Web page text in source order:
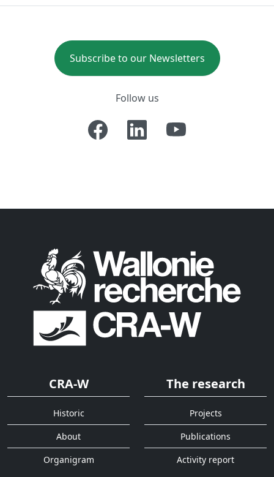
Subscribe to our Newsletters
Follow us
CRA-W
Historic
About
Organigram
The research
Projects
Publications
Activity report